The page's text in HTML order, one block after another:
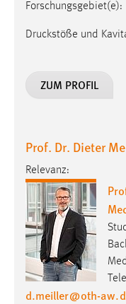
Forschungsgebiet(e):
Druckstöße und
ZUM PROFIL
Prof. Dr. Dieter
Relevanz:
d.meiller@oth-aw.